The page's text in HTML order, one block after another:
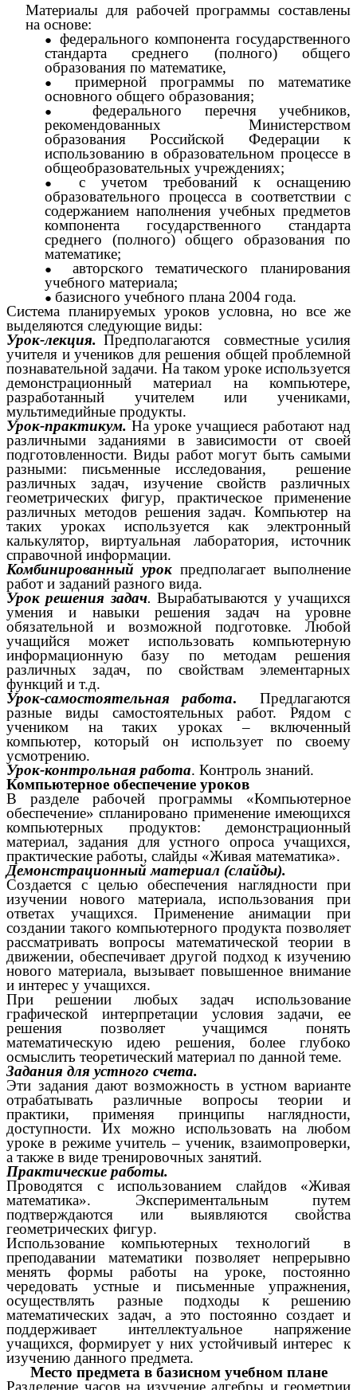
Материалы для рабочей программы составлены
на основе:
федерального компонента государственного
стандарта среднего (полного) общего
образования по математике,
примерной программы по математике
основного общего образования;
федерального перечня учебников,
рекомендованных Министерством
образования Российской Федерации к
использованию в образовательном процессе в
общеобразовательных учреждениях;
с учетом требований к оснащению
образовательного процесса в соответствии с
содержанием наполнения учебных предметов
компонента государственного стандарта
среднего (полного) общего образования по
математике;
авторского тематического планирования
учебного материала;
базисного учебного плана 2004 года.
Система планируемых уроков условна, но все же
выделяются следующие виды:
Урок-лекция. Предполагаются совместные усилия
учителя и учеников для решения общей проблемной
познавательной задачи. На таком уроке используется
демонстрационный материал на компьютере,
разработанный учителем или учениками,
мультимедийные продукты.
Урок-практикум.На уроке учащиеся работают над
различными заданиями в зависимости от своей
подготовленности. Виды работ могут быть самыми
разными: письменные исследования, решение
различных задач, изучение свойств различных
геометрических фигур, практическое применение
различных методов решения задач. Компьютер на
таких уроках используется как электронный
калькулятор, виртуальная лаборатория, источник
справочной информации.
Комбинированный урок предполагает выполнение
работ и заданий разного вида.
Урок решения задач. Вырабатываются у учащихся
умения и навыки решения задач на уровне
обязательной и возможной подготовке. Любой
учащийся может использовать компьютерную
информационную базу по методам решения
различных задач, по свойствам элементарных
функций и т.д.
Урок-самостоятельная работа. Предлагаются
разные виды самостоятельных работ. Рядом с
учеником на таких уроках – включенный
компьютер, который он использует по своему
усмотрению.
Урок-контрольная работа. Контроль знаний.
Компьютерное обеспечение уроков
В разделе рабочей программы «Компьютерное
обеспечение» спланировано применение имеющихся
компьютерных продуктов: демонстрационный
материал, задания для устного опроса учащихся,
практические работы, слайды «Живая математика».
Демонстрационный материал (слайды).
Создается с целью обеспечения наглядности при
изучении нового материала, использования при
ответах учащихся. Применение анимации при
создании такого компьютерного продукта позволяет
рассматривать вопросы математической теории в
движении, обеспечивает другой подход к изучению
нового материала, вызывает повышенное внимание
и интерес у учащихся.
При решении любых задач использование
графической интерпретации условия задачи, ее
решения позволяет учащимся понять
математическую идею решения, более глубоко
осмыслить теоретический материал по данной теме.
Задания для устного счета.
Эти задания дают возможность в устном варианте
отрабатывать различные вопросы теории и
практики, применяя принципы наглядности,
доступности. Их можно использовать на любом
уроке в режиме учитель – ученик, взаимопроверки,
а также в виде тренировочных занятий.
Практические работы.
Проводятся с использованием слайдов «Живая
математика». Экспериментальным путем
подтверждаются или выявляются свойства
геометрических фигур.
Использование компьютерных технологий в
преподавании математики позволяет непрерывно
менять формы работы на уроке, постоянно
чередовать устные и письменные упражнения,
осуществлять разные подходы к решению
математических задач, а это постоянно создает и
поддерживает интеллектуальное напряжение
учащихся, формирует у них устойчивый интерес к
изучению данного предмета.
Место предмета в базисном учебном плане
Разделение часов на изучение алгебры и геометрии